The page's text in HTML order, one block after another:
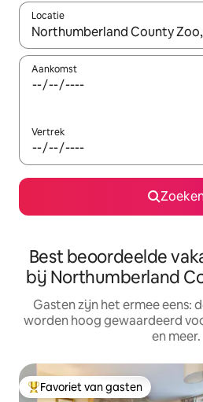
Locatie
Wanneer er suggesties
Aankomst
Vertrek
Best beoordeelde
bij Northumberland
Gasten zijn het ermee eens:
worden hoog gewaardeerd
en meer.
Topfavoriet van gasten
Favoriet van gasten